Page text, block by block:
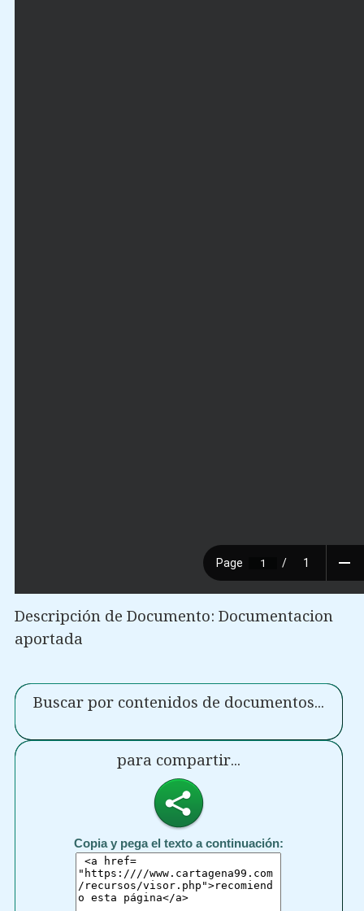
Descripción de Documento: Documentacion
aportada
Buscar por contenidos de documentos...
para compartir...
Copia y pega el texto a continuación: